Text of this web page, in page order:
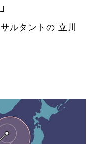
ルタントの 立川